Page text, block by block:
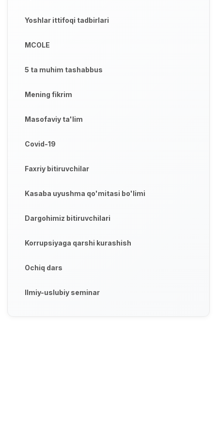
Yoshlar ittifoqi tadbirlari
MCOLE
5 ta muhim tashabbus
Mening fikrim
Masofaviy ta'lim
Covid-19
Faxriy bitiruvchilar
Kasaba uyushma qo'mitasi bo'limi
Dargohimiz bitiruvchilari
Korrupsiyaga qarshi kurashish
Ochiq dars
Ilmiy-uslubiy seminar